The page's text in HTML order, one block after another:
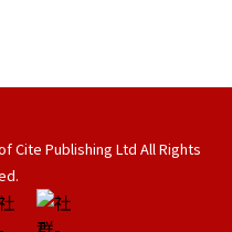
Cite Publishing Ltd All Rights